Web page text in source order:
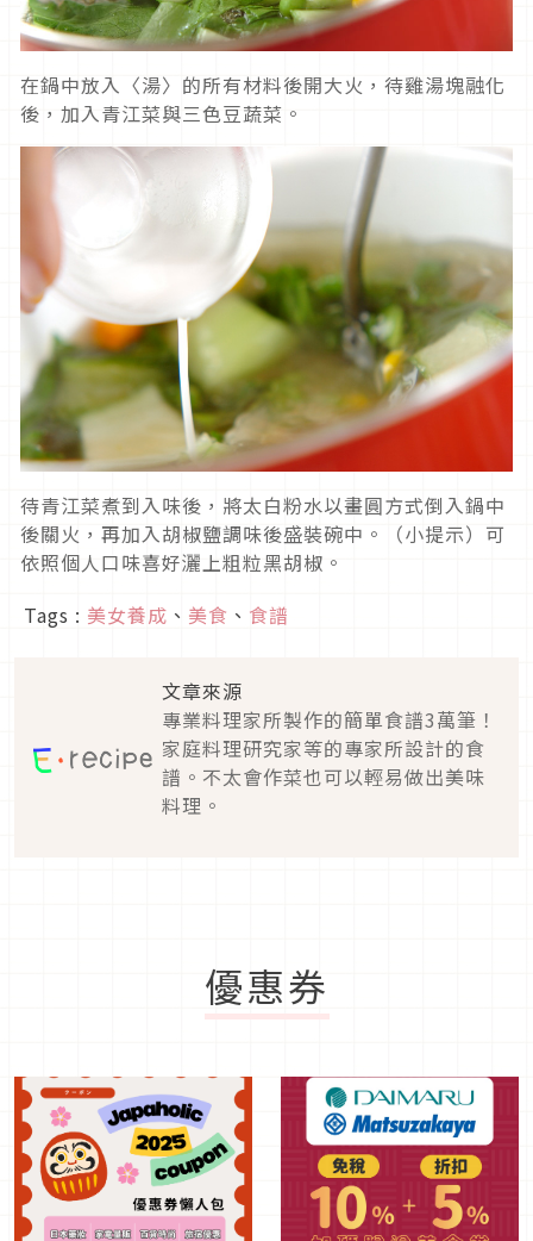
在鍋中放入〈湯〉的所有材料後開大火，待雞湯塊融化
後，加入青江菜與三色豆蔬菜。
待青江菜煮到入味後，將太白粉水以畫圓方式倒入鍋中
後關火，再加入胡椒鹽調味後盛裝碗中。（小提示）可
依照個人口味喜好灑上粗粒黑胡椒。
Tags : 美女養成 、 美食 、 食譜
文章來源
專業料理家所製作的簡單食譜3萬筆！
家庭料理研究家等的專家所設計的食
譜。不太會作菜也可以輕易做出美味
料理。
優惠券